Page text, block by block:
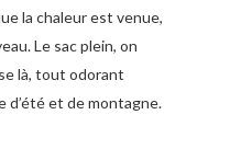
la chaleur est venue,
Le sac plein, on
là, tout odorant
d’été et de montagne.